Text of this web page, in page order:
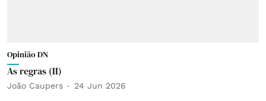
Opinião DN
As regras (II)
João Caupers 24 Jun 2026